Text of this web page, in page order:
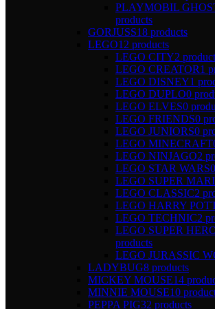
PLAYMOBIL
products
GORJUSS18 products
LEGO12 products
LEGO CITY2
LEGO CREATOR1
LEGO DISNEY1
LEGO DUPLO0
LEGO ELVES0
LEGO FRIENDS0
LEGO JUNIORS0
LEGO MINECRAFT
LEGO NINJAGO2
LEGO STAR WARS
LEGO SUPER
LEGO CLASSIC2
LEGO HARRY
LEGO TECHNIC2
LEGO SUPER
products
LEGO JURASSIC
LADYBUG8 products
MICKEY MOUSE14
MINNIE MOUSE10
PEPPA PIG32 products